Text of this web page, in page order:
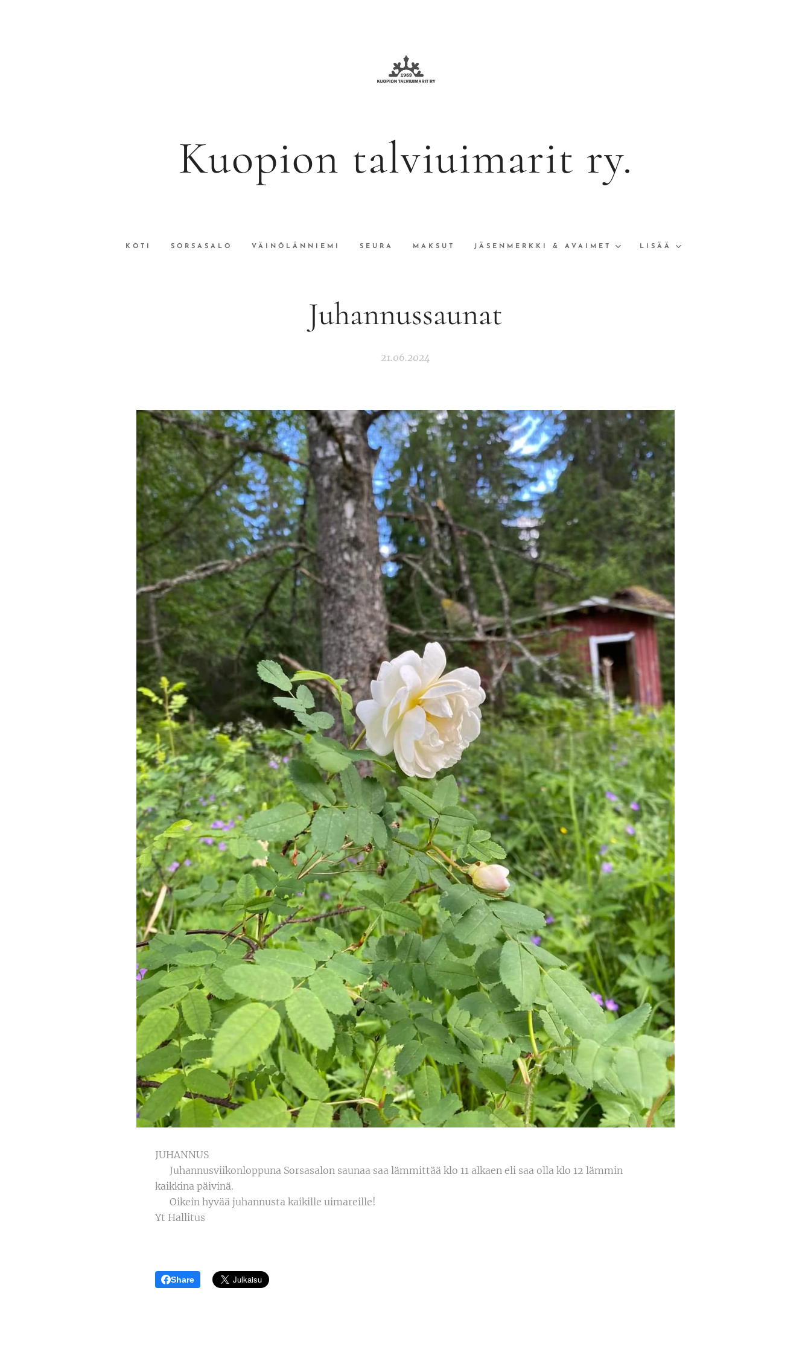
Kuopion talviuimarit ry.
KOTI SORSASALO VÄINÖLÄNNIEMI SEURA MAKSUT JÄSENMERKKI & AVAIMET LISÄÄ
Juhannussaunat
21.06.2024
JUHANNUS
🍀 Juhannusviikonloppuna Sorsasalon saunaa saa lämmittää klo 11 alkaen eli saa olla klo 12 lämmin
kaikkina päivinä.
🍀 Oikein hyvää juhannusta kaikille uimareille!
Yt Hallitus
Share